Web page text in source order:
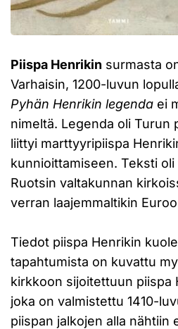
Piispa Henrikin surmasta
Varhaisin, 1200-luvun
Pyhän Henrikin legenda ei
nimeltä. Legenda oli Turun
liittyi marttyyripiispa
kunnioittamiseen. Teksti
Ruotsin valtakunnan
verran laajemmaltikin
Tiedot piispa Henrikin
tapahtumista on kuvattu
kirkkoon sijoitettuun piispa
joka on valmistettu 1410-
piispan jalkojen alla nähtiin